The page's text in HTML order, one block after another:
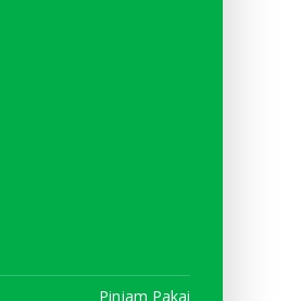
Pinjam Pakai